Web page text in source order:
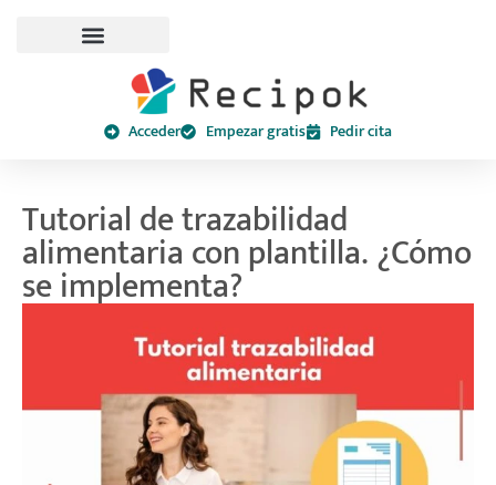
Acceder Empezar gratis Pedir cita
Tutorial de trazabilidad
alimentaria con plantilla. ¿Cómo
se implementa?